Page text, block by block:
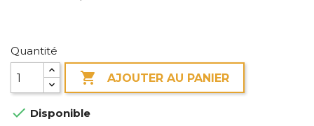
Quantité
 AJOUTER AU PANIER
 Disponible